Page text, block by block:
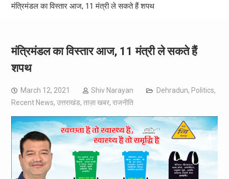
मंत्रिमंडल का विस्तार आज, 11 मंत्री ले सकते हैं शपथ
मंत्रिमंडल का विस्तार आज, 11 मंत्री ले सकते हैं
शपथ
March 12, 2021 Shiv Narayan Dehradun, Politics,
Recent News, उत्तराखंड, ताज़ा खबर, राजनीति